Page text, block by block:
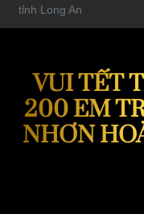
tỉnh Long An
VUI TẾT
200 EM
NHƠN